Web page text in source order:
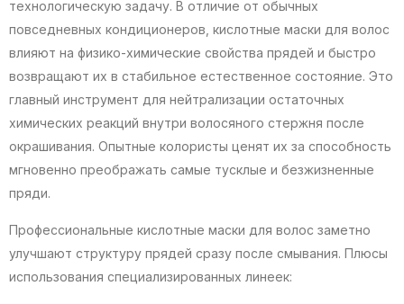
технологическую задачу. В отличие от обычных
повседневных кондиционеров, кислотные маски для волос
влияют на физико-химические свойства прядей и быстро
возвращают их в стабильное естественное состояние. Это
главный инструмент для нейтрализации остаточных
химических реакций внутри волосяного стержня после
окрашивания. Опытные колористы ценят их за способность
мгновенно преображать самые тусклые и безжизненные
пряди.
Профессиональные кислотные маски для волос заметно
улучшают структуру прядей сразу после смывания. Плюсы
использования специализированных линеек: